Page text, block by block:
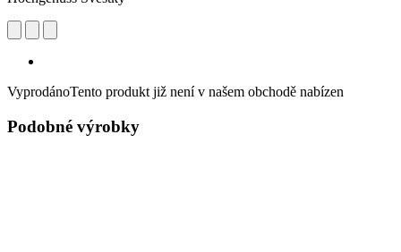
VyprodánoTento produkt již není v našem obchodě nabízen
Podobné výrobky